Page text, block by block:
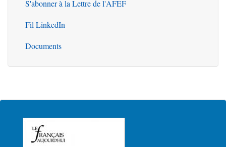
S'abonner à la Lettre de l'AFEF
Fil LinkedIn
Documents